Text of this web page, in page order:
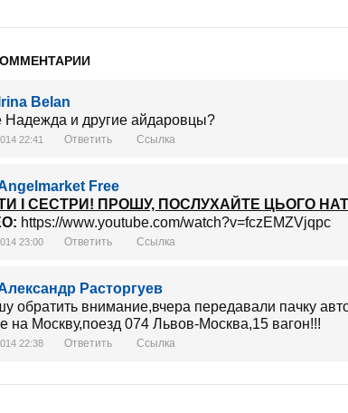
Irina Belan
Надежда и другие айдаровцы?
22:41 Ответить Ссылка
Free
І СЕСТРИ! ПРОШУ, ПОСЛУХАЙТЕ ЦЬОГО
https://www.youtube.com/watch?v=fczEMZVjqpc
23:00 Ответить Ссылка
Расторгуев
обратить внимание,вчера передавали пачку
на Москву,поезд 074 Львов-Москва,15 вагон!!!
22:38 Ответить Ссылка